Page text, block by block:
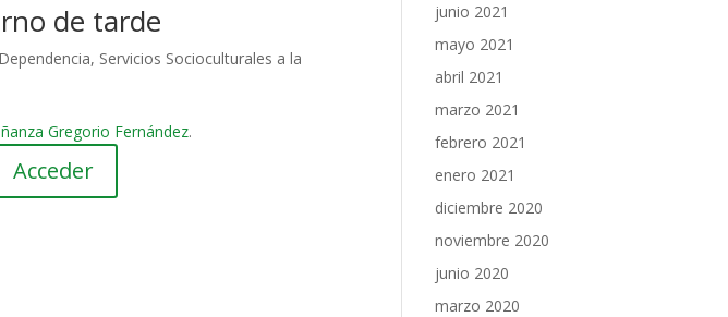
de tarde
, Servicios Socioculturales a la
Gregorio Fernández.
junio 2021
mayo 2021
abril 2021
marzo 2021
febrero 2021
enero 2021
diciembre 2020
noviembre 2020
junio 2020
marzo 2020